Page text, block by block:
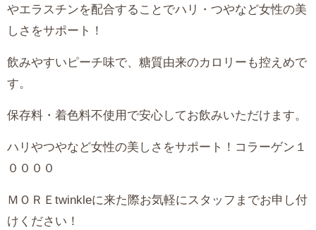
やエラスチンを配合することでハリ・つやなど女性の美
しさをサポート！
飲みやすいピーチ味で、糖質由来のカロリーも控えめで
す。
保存料・着色料不使用で安心してお飲みいただけます。
ハリやつやなど女性の美しさをサポート！コラーゲン１
００００
ＭＯＲＥtwinkleに来た際お気軽にスタッフまでお申し付
けください！